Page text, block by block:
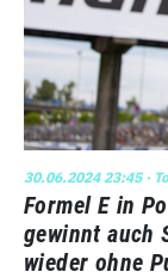
30.06.2024 23:45·
Formel E in
gewinnt auch
wieder ohne